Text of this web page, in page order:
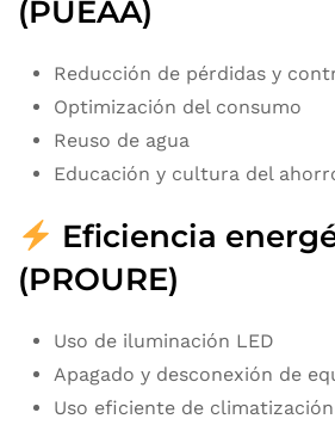
(PUEAA)
Reducción de pérdidas y
Optimización del consumo
Reuso de agua
Educación y cultura del
Eficiencia
(PROURE)
Uso de iluminación LED
Apagado y desconexión de
Uso eficiente de climatización